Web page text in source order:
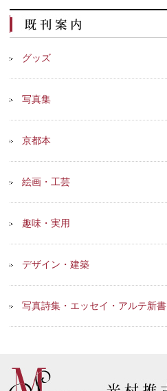
グッズ
写真集
京都本
絵画・工芸
趣味・実用
デザイン・建築
写真詩集・エッセイ・アルテ新書